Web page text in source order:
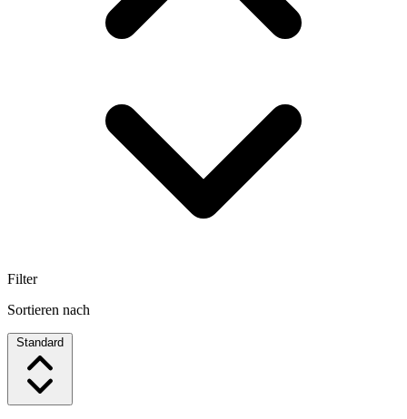
Filter
Sortieren nach
Standard